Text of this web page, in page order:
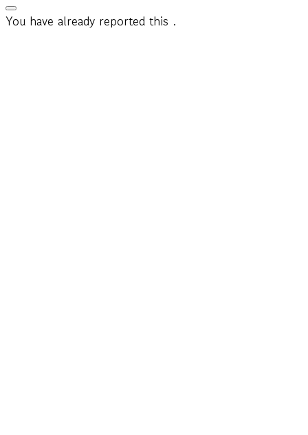
You have already reported this .